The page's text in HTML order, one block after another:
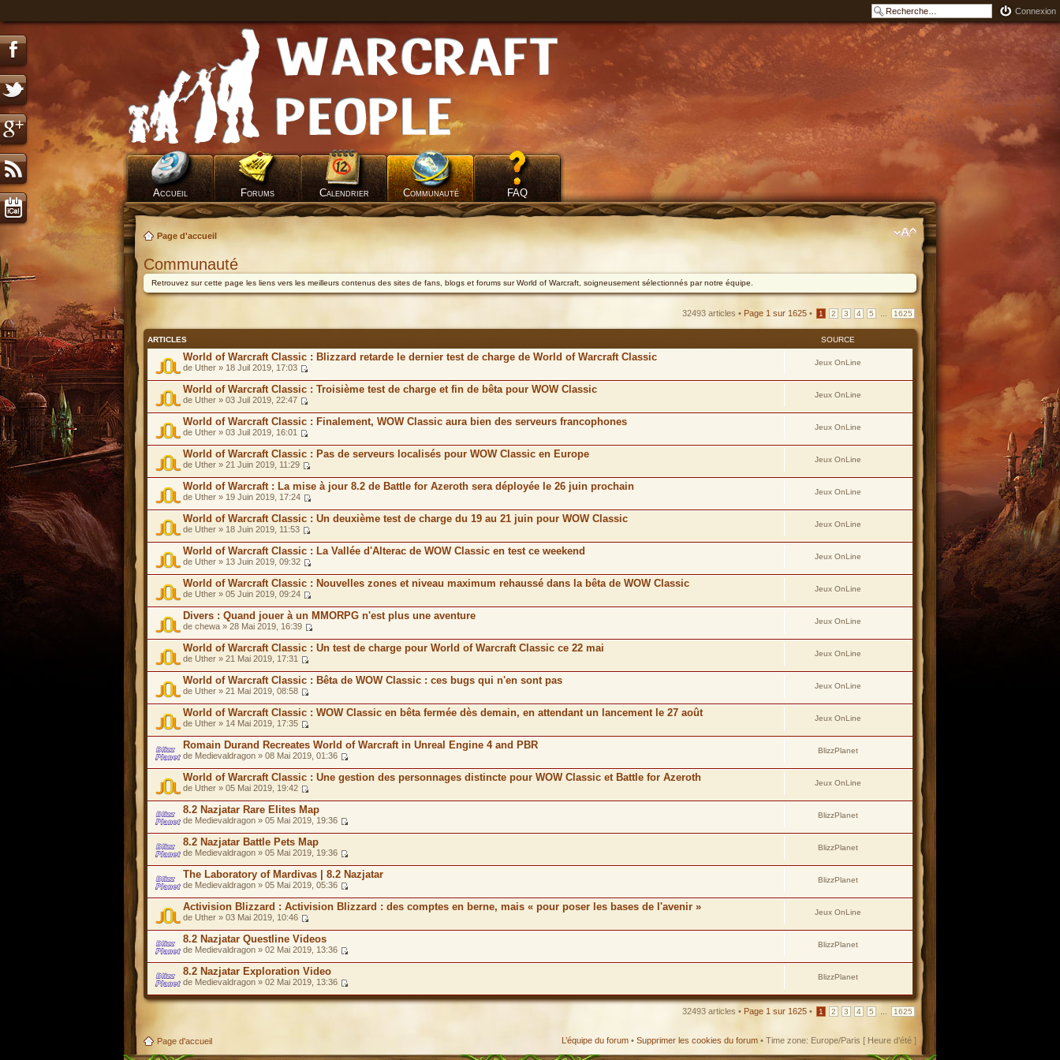
Connexion
Accueil Forums Calendrier Communauté FAQ
Page d'accueil
Communauté
Retrouvez sur cette page les liens vers les meilleurs contenus des sites de fans, blogs et forums sur World of Warcraft, soigneusement sélectionnés par notre équipe.
32493 articles • Page 1 sur 1625 • 1 2 3 4 5 1625
ARTICLES SOURCE
World of Warcraft Classic : Blizzard retarde le dernier test de charge de World of Warcraft Classic
de Uther » 18 Juil 2019, 17:03
Jeux OnLine
World of Warcraft Classic : Troisième test de charge et fin de bêta pour WOW Classic
de Uther » 03 Juil 2019, 22:47
Jeux OnLine
World of Warcraft Classic : Finalement, WOW Classic aura bien des serveurs francophones
de Uther » 03 Juil 2019, 16:01
Jeux OnLine
World of Warcraft Classic : Pas de serveurs localisés pour WOW Classic en Europe
de Uther » 21 Juin 2019, 11:29
Jeux OnLine
World of Warcraft : La mise à jour 8.2 de Battle for Azeroth sera déployée le 26 juin prochain
de Uther » 19 Juin 2019, 17:24
Jeux OnLine
World of Warcraft Classic : Un deuxième test de charge du 19 au 21 juin pour WOW Classic
de Uther » 18 Juin 2019, 11:53
Jeux OnLine
World of Warcraft Classic : La Vallée d'Alterac de WOW Classic en test ce weekend
de Uther » 13 Juin 2019, 09:32
Jeux OnLine
World of Warcraft Classic : Nouvelles zones et niveau maximum rehaussé dans la bêta de WOW Classic
de Uther » 05 Juin 2019, 09:24
Jeux OnLine
Divers : Quand jouer à un MMORPG n'est plus une aventure
de chewa » 28 Mai 2019, 16:39
Jeux OnLine
World of Warcraft Classic : Un test de charge pour World of Warcraft Classic ce 22 mai
de Uther » 21 Mai 2019, 17:31
Jeux OnLine
World of Warcraft Classic : Bêta de WOW Classic : ces bugs qui n'en sont pas
de Uther » 21 Mai 2019, 08:58
Jeux OnLine
World of Warcraft Classic : WOW Classic en bêta fermée dès demain, en attendant un lancement le 27 août
de Uther » 14 Mai 2019, 17:35
Jeux OnLine
Romain Durand Recreates World of Warcraft in Unreal Engine 4 and PBR
de Medievaldragon » 08 Mai 2019, 01:36
BlizzPlanet
World of Warcraft Classic : Une gestion des personnages distincte pour WOW Classic et Battle for Azeroth
de Uther » 05 Mai 2019, 19:42
Jeux OnLine
8.2 Nazjatar Rare Elites Map
de Medievaldragon » 05 Mai 2019, 19:36
BlizzPlanet
8.2 Nazjatar Battle Pets Map
de Medievaldragon » 05 Mai 2019, 19:36
BlizzPlanet
The Laboratory of Mardivas | 8.2 Nazjatar
de Medievaldragon » 05 Mai 2019, 05:36
BlizzPlanet
Activision Blizzard : Activision Blizzard : des comptes en berne, mais « pour poser les bases de l'avenir »
de Uther » 03 Mai 2019, 10:46
Jeux OnLine
8.2 Nazjatar Questline Videos
de Medievaldragon » 02 Mai 2019, 13:36
BlizzPlanet
8.2 Nazjatar Exploration Video
de Medievaldragon » 02 Mai 2019, 13:36
BlizzPlanet
32493 articles • Page 1 sur 1625 • 1 2 3 4 5 1625
Page d'accueil L’équipe du forum • Supprimer les cookies du forum • Time zone: Europe/Paris [ Heure d’été ]